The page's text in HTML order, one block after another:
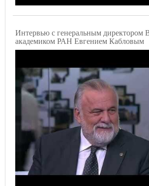
Интервью с генеральным
академиком РАН Евгением Кабловым